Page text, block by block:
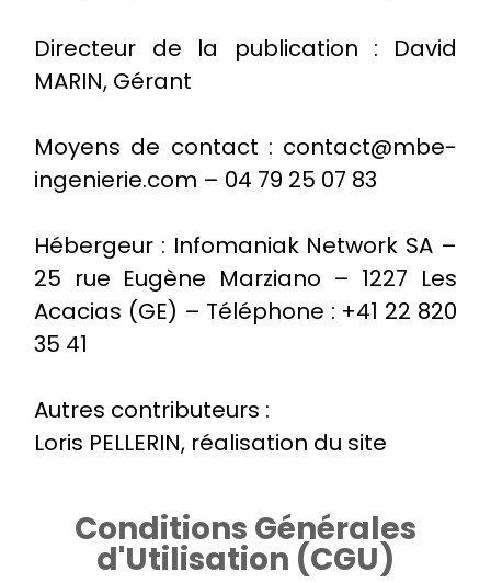
Directeur de la publication :
David
MARIN, Gérant
Moyens de contact : contact@mbe-
ingenierie.com – 04 79 25 07 83
Hébergeur : Infomaniak Network SA –
25 rue Eugène Marziano – 1227 Les
Acacias (GE) – Téléphone : +41 22 820
35 41
Autres contributeurs :
Loris PELLERIN, réalisation du site
Conditions Générales
d'Utilisation (CGU)